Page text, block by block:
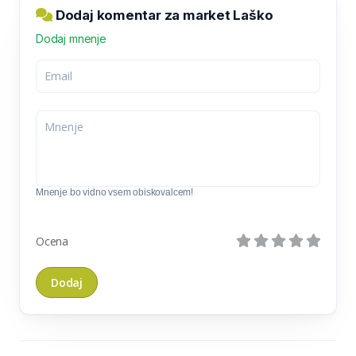
Dodaj komentar za market Laško
Dodaj mnenje
Mnenje bo vidno vsem obiskovalcem!
Ocena